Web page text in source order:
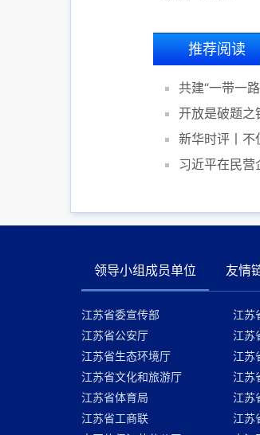
推荐阅读
共建“一带一
开放是破题之
新华时评丨不
习近平在民
领导小组成员单位 友情
江苏省委宣传部 江苏
江苏省公安厅
江苏
江苏省生态环境厅
江苏
江苏省文化和旅游厅
江苏
江苏省体育局
江苏
江苏省工商联
江苏